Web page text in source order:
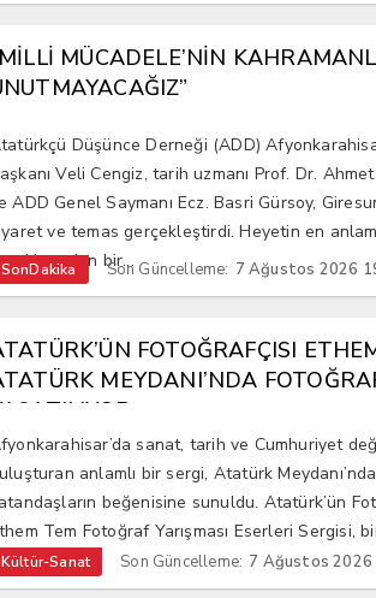
MÜCADELE’NİN
Düşünce Derneği (ADD)
Veli Cengiz, tarih uzmanı Prof. Dr.
ADD Genel Saymanı Ecz. Basri Gürsoy,
ve temas gerçekleştirdi. Heyetin en
bir...
SonDakika Son Güncelleme: 7 Ağustos 2026
FOTOĞRAFÇISI
MEYDANI’NDA
sanat, tarih ve Cumhuriyet
anlamlı bir sergi, Atatürk Meydanı’nda
beğenisine sunuldu. Atatürk’ün
Tem Fotoğraf Yarışması Eserleri Sergisi,
değerli fotoğ...
Kültür-Sanat Son Güncelleme: 7 Ağustos 2026